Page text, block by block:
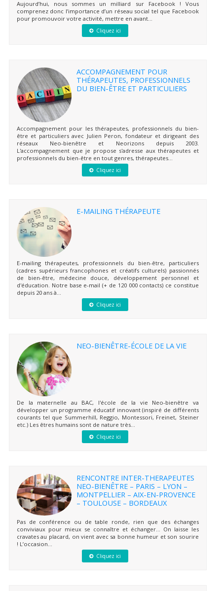
Aujourd’hui, nous sommes un milliard sur Facebook ! Vous
comprenez donc l’importance d’un réseau social tel que Facebook
pour promouvoir votre activité, mettre en avant...
Cliquez ici
ACCOMPAGNEMENT POUR
THÉRAPEUTES, PROFESSIONNELS
DU BIEN-ÊTRE ET PARTICULIERS
Accompagnement pour les thérapeutes, professionnels du bien-
être et particuliers avec Julien Peron, fondateur et dirigeant des
réseaux Neo-bienêtre et Neorizons depuis 2003.
L'accompagnement que je propose s'adresse aux thérapeutes et
professionnels du bien-être en tout genres, thérapeutes...
Cliquez ici
E-MAILING THÉRAPEUTE
E-mailing thérapeutes, professionnels du bien-être, particuliers
(cadres supérieurs francophones et créatifs culturels) passionnés
de bien-être, médecine douce, développement personnel et
d'éducation. Notre base e-mail (+ de 120 000 contacts) ce constitue
depuis 20 ans à...
Cliquez ici
NEO-BIENÊTRE-ÉCOLE DE LA VIE
De la maternelle au BAC, l'école de la vie Neo-bienêtre va
développer un programme éducatif innovant (inspiré de différents
courants tel que Summerhill, Reggio, Montessori, Freinet, Steiner
etc.) Les êtres humains sont de nature très...
Cliquez ici
RENCONTRE INTER-THERAPEUTES
NEO-BIENÊTRE – PARIS – LYON –
MONTPELLIER – AIX-EN-PROVENCE
– TOULOUSE – BORDEAUX
Pas de conférence ou de table ronde, rien que des échanges
conviviaux pour mieux se connaître et échanger… On laisse les
cravates au placard, on vient avec sa bonne humeur et son sourire
! L’occasion...
Cliquez ici